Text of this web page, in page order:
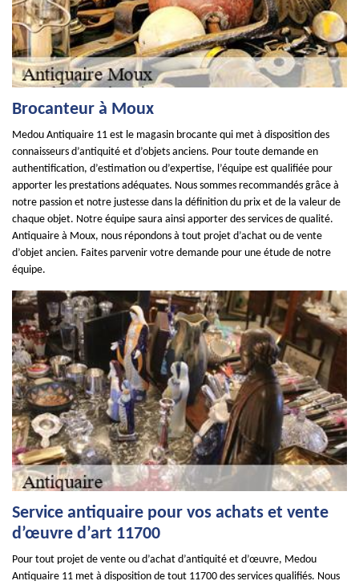
Brocanteur à Moux
Medou Antiquaire 11 est le magasin brocante qui met à disposition des
connaisseurs d’antiquité et d’objets anciens. Pour toute demande en
authentification, d’estimation ou d’expertise, l’équipe est qualifiée pour
apporter les prestations adéquates. Nous sommes recommandés grâce à
notre passion et notre justesse dans la définition du prix et de la valeur de
chaque objet. Notre équipe saura ainsi apporter des services de qualité.
Antiquaire à Moux, nous répondons à tout projet d’achat ou de vente
d’objet ancien. Faites parvenir votre demande pour une étude de notre
équipe.
Service antiquaire pour vos achats et vente
d’œuvre d’art 11700
Pour tout projet de vente ou d’achat d’antiquité et d’œuvre, Medou
Antiquaire 11 met à disposition de tout 11700 des services qualifiés. Nous